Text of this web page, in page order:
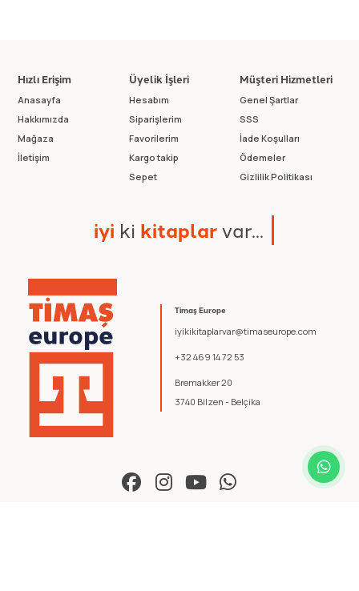
Timaş Europe
iyikikitaplarvar@timaseurope.com
+32 469 14 72 53
Bremakker 20
3740 Bilzen - Belçika
Hızlı Erişim
Anasayfa
Hakkımızda
Mağaza
İletişim
Üyelik İşleri
Hesabım
Siparişlerim
Favorilerim
Kargo takip
Sepet
Müşteri Hizmetleri
Genel Şartlar
SSS
İade Koşulları
Ödemeler
Gizlilik Politikası
iyi ki kitaplarvar...